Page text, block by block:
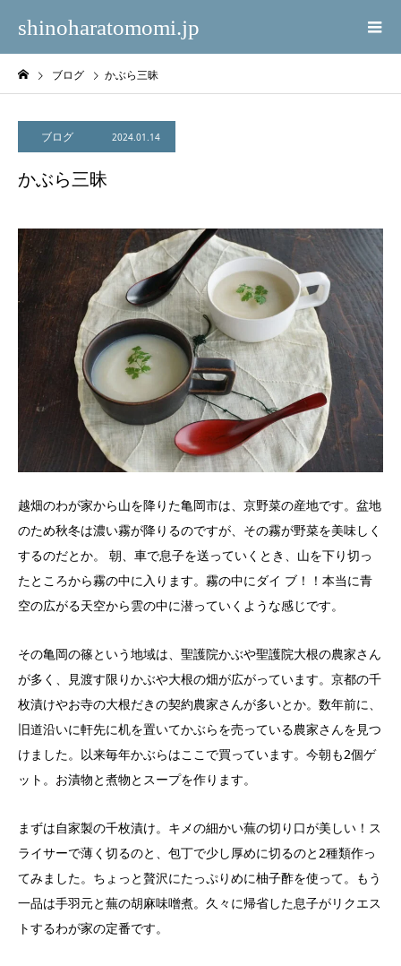
shinoharatomomi.jp
ブログ かぶら三昧
ブログ 2024.01.14
かぶら三昧
越畑のわが家から山を降りた亀岡市は、京野菜の産地です。盆地
のため秋冬は濃い霧が降りるのですが、その霧が野菜を美味しく
するのだとか。 朝、車で息子を送っていくとき、山を下り切っ
たところから霧の中に入ります。霧の中にダイ ブ！！本当に青
空の広がる天空から雲の中に潜っていくような感じです。
その亀岡の篠という地域は、聖護院かぶや聖護院大根の農家さん
が多く、見渡す限りかぶや大根の畑が広がっています。京都の千
枚漬けやお寺の大根だきの契約農家さんが多いとか。数年前に、
旧道沿いに軒先に机を置いてかぶらを売っている農家さんを見つ
けました。以来毎年かぶらはここで買っています。今朝も2個ゲ
ット。お漬物と煮物とスープを作ります。
まずは自家製の千枚漬け。キメの細かい蕪の切り口が美しい！ス
ライサーで薄く切るのと、包丁で少し厚めに切るのと2種類作っ
てみました。ちょっと贅沢にたっぷりめに柚子酢を使って。もう
一品は手羽元と蕪の胡麻味噌煮。久々に帰省した息子がリクエス
トするわが家の定番です。